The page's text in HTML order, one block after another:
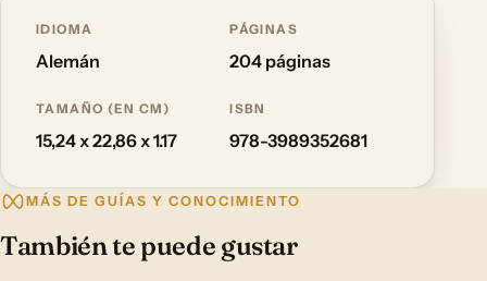
IDIOMA
Alemán
PÁGINAS
204 páginas
TAMAÑO (EN CM)
15,24 x 22,86 x 1.17
ISBN
978-3989352681
MÁS DE GUÍAS Y CONOCIMIENTO
También te puede gustar